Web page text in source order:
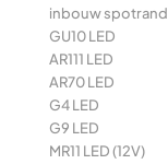
inbouw spotrand
GU10 LED
AR111 LED
AR70 LED
G4 LED
G9 LED
MR11 LED (12V)